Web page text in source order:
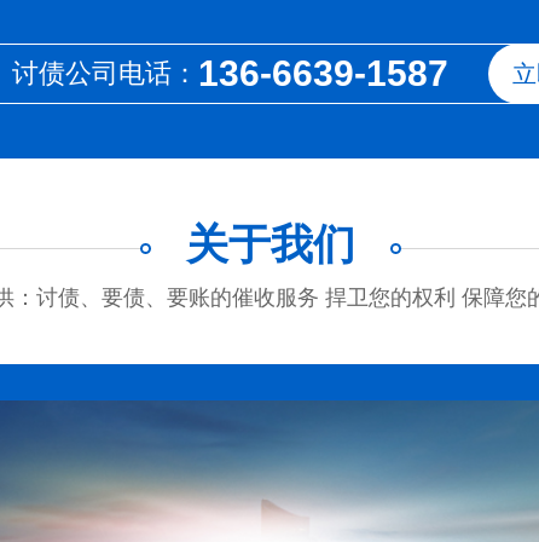
讨债公司电话： 136-6639-1587
关于我们
：讨债、要债、要账的催收服务 捍卫您的权利 保障您